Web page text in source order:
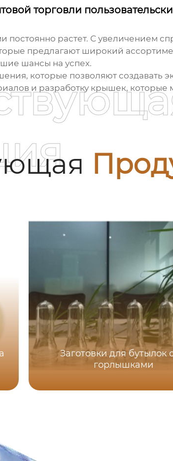
торговли
постоянно растет. С увеличением
предлагают широкий
шансы на успех.
которые позволяют создавать
и разработку крышек, которые
Заготовки для бутылок
горлышками